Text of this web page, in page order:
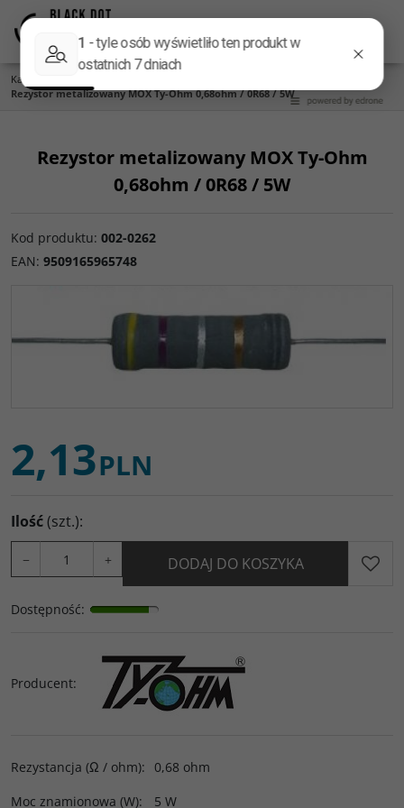
MenuPanel
Kategoria główna
Rezystor metalizowany MOX Ty-Ohm 0,68ohm / 0R68 / 5W
Rezystor metalizowany MOX Ty-Ohm
0,68ohm / 0R68 / 5W
Kod produktu: 002-0262
EAN: 9509165965748
2,13PLN
Ilość(szt.):
− + DODAJ DO KOSZYKA
Dostępność:
Producent:
Rezystancja (Ω / ohm): 0,68 ohm
Moc znamionowa (W): 5 W